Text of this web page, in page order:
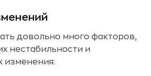
довольно много факторов,
нестабильности и
изменения: